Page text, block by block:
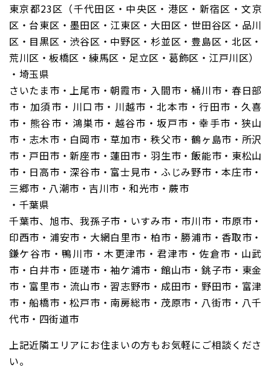
東京都23区（千代田区・中央区・港区・新宿区・文京
区・台東区・墨田区・江東区・大田区・世田谷区・品川
区・目黒区・渋谷区・中野区・杉並区・豊島区・北区・
荒川区・板橋区・練馬区・足立区・葛飾区・江戸川区）
・埼玉県
さいたま市・上尾市・朝霞市・入間市・桶川市・春日部
市・加須市・川口市・川越市・北本市・行田市・久喜
市・熊谷市・鴻巣市・越谷市・坂戸市・幸手市・狭山
市・志木市・白岡市・草加市・秩父市・鶴ヶ島市・所沢
市・戸田市・新座市・蓮田市・羽生市・飯能市・東松山
市・日高市・深谷市・富士見市・ふじみ野市・本庄市・
三郷市・八潮市・吉川市・和光市・蕨市
・千葉県
千葉市、旭市、我孫子市・いすみ市・市川市・市原市・
印西市・浦安市・大網白里市・柏市・勝浦市・香取市・
鎌ケ谷市・鴨川市・木更津市・君津市・佐倉市・山武
市・白井市・匝瑳市・袖ケ浦市・館山市・銚子市・東金
市・富里市・流山市・習志野市・成田市・野田市・富津
市・船橋市・松戸市・南房総市・茂原市・八街市・八千
代市・四街道市
上記近隣エリアにお住まいの方もお気軽にご相談くださ
い。